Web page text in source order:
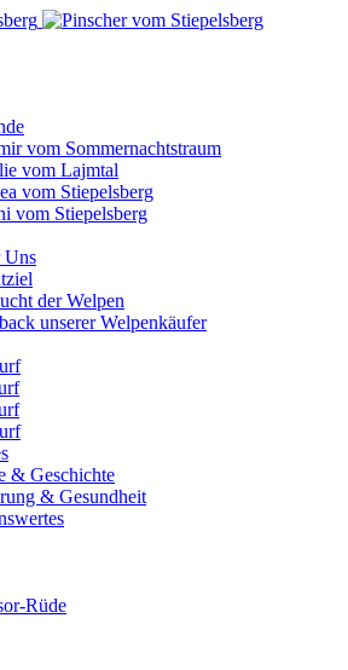
vom Sommernachtstraum
vom Lajmtal
vom Stiepelsberg
vom Stiepelsberg
Uns
der Welpen
unserer Welpenkäufer
& Geschichte
& Gesundheit
Rüde